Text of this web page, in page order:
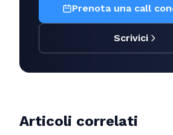
Prenota una call
Scrivici
Articoli correlati